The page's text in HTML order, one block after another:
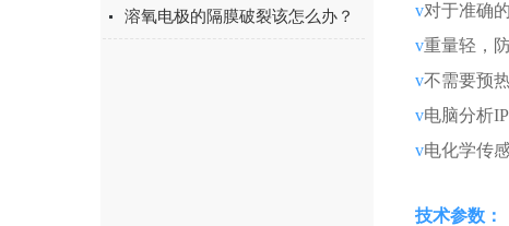
溶氧电极的隔膜破裂该怎么办？
v对于准确
v重量轻，
v不需要预
v电脑分析
v电化学传
技术参数：